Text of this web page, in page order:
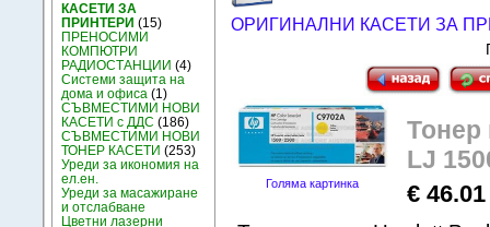
КАСЕТИ ЗА
ПРИНТЕРИ (15)
ПРЕНОСИМИ
КОМПЮТРИ
РАДИОСТАНЦИИ (4)
Системи защита на
дома и офиса (1)
СЪВМЕСТИМИ НОВИ
КАСЕТИ с ДДС (186)
СЪВМЕСТИМИ НОВИ
ТОНЕР КАСЕТИ (253)
Уреди за икономия на
ел.ен.
Уреди за масажиране
и отслабване
Цветни лазерни
ОРИГИНАЛНИ КАСЕТИ ЗА
Голяма картинка
Тонер
LJ
€ 46.01